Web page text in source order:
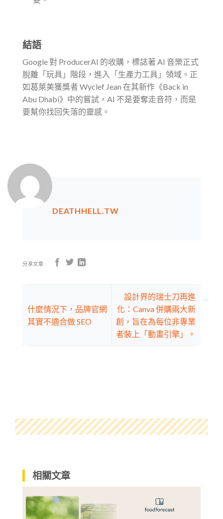
結語
Google 對 ProducerAI 的收購，標誌著 AI 音樂正式
脫離「玩具」階段，進入「生產力工具」領域。正
如葛萊美獲獎者 Wyclef Jean 在其新作《Back in
Abu Dhabi》中的嘗試，AI 不是要奪走音符，而是
要幫你找回失落的靈感。
DEATHHELL.TW
分享文章 :
什麼情況下，品牌官網
其實不適合做 SEO
設計界的瑞士刀再進
化：Canva 併購兩大新
創，旨在為每位非專業
者裝上「動畫引擎」。
相關文章